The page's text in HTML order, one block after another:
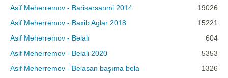
Asif Meherremov - Barisarsanmi 2014
19026
Asif Meherremov - Baxib Aglar 2018
15221
Asif Məhərrəmov - Bəlalı
604
Asif Meherremov - Belali 2020
5353
Asif Meherremov - Belasan başıma bela
1326